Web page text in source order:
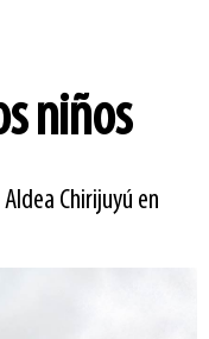
niños
Chirijuyú en